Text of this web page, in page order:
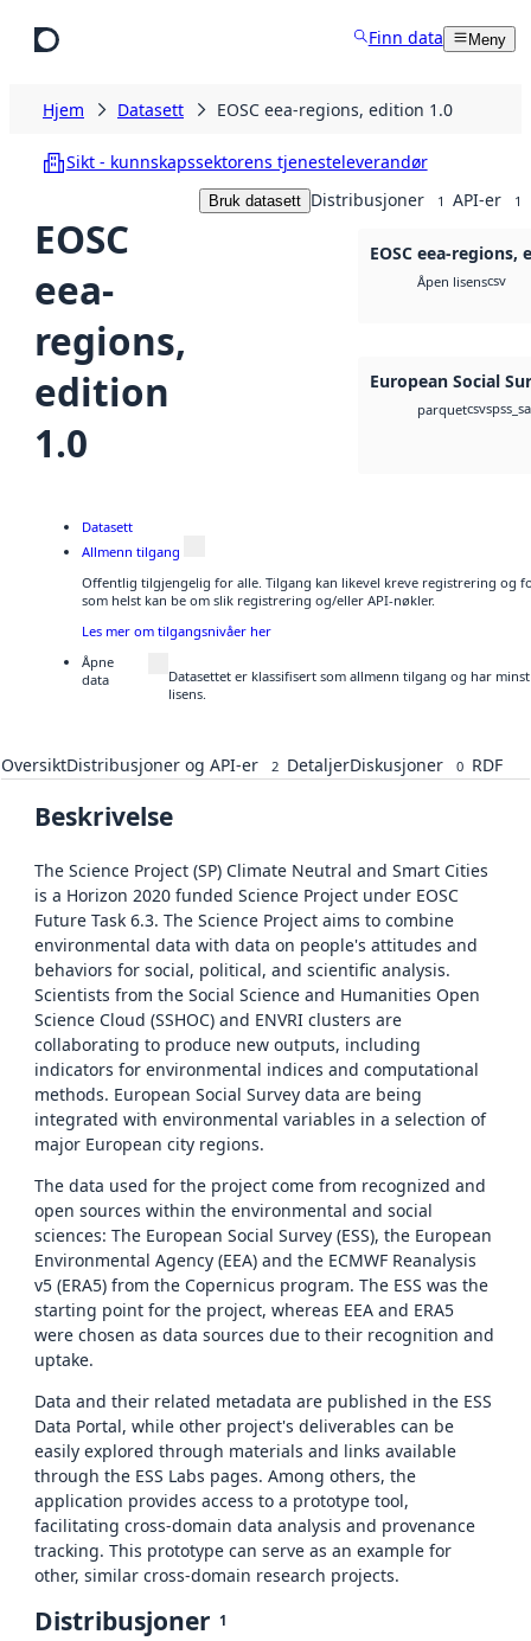
Finn data Meny
Hjem Datasett EOSC eea-regions, edition 1.0
Sikt - kunnskapssektorens tjenesteleverandør
EOSC
eea-
regions,
edition
1.0
Bruk datasett Distribusjoner 1 API-er 1
EOSC eea-regions,
Åpen lisenscsv
European Social
parquetcsv
Datasett
Allmenn tilgang
Offentlig tilgjengelig for alle. Tilgang kan likevel kreve registrering og
som helst kan be om slik registrering og/eller API-nøkler.
Les mer om tilgangsnivåer her
Åpne
data
Datasettet er klassifisert som allmenn tilgang og har
lisens.
OversiktDistribusjoner og API-er 2 DetaljerDiskusjoner 0 RDF
Beskrivelse
The Science Project (SP) Climate Neutral and Smart Cities
is a Horizon 2020 funded Science Project under EOSC
Future Task 6.3. The Science Project aims to combine
environmental data with data on people's attitudes and
behaviors for social, political, and scientific analysis.
Scientists from the Social Science and Humanities Open
Science Cloud (SSHOC) and ENVRI clusters are
collaborating to produce new outputs, including
indicators for environmental indices and computational
methods. European Social Survey data are being
integrated with environmental variables in a selection of
major European city regions.
The data used for the project come from recognized and
open sources within the environmental and social
sciences: The European Social Survey (ESS), the European
Environmental Agency (EEA) and the ECMWF Reanalysis
v5 (ERA5) from the Copernicus program. The ESS was the
starting point for the project, whereas EEA and ERA5
were chosen as data sources due to their recognition and
uptake.
Data and their related metadata are published in the ESS
Data Portal, while other project's deliverables can be
easily explored through materials and links available
through the ESS Labs pages. Among others, the
application provides access to a prototype tool,
facilitating cross-domain data analysis and provenance
tracking. This prototype can serve as an example for
other, similar cross-domain research projects.
Distribusjoner 1